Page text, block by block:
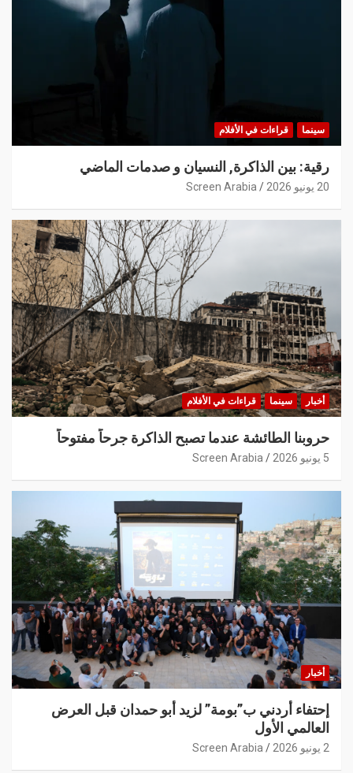
سينما قراءات في الأفلام
رقية: بين الذاكرة, النسيان و صدمات الماضي
20 يونيو 2026 Screen Arabia
أخبار سينما قراءات في الأفلام
حروبنا الطائشة عندما تصبح الذاكرة جرحاً مفتوحاً
5 يونيو 2026 Screen Arabia
أخبار
إحتفاء أردني ب”بومة” لزيد أبو حمدان قبل العرض
العالمي الأول
2 يونيو 2026 Screen Arabia